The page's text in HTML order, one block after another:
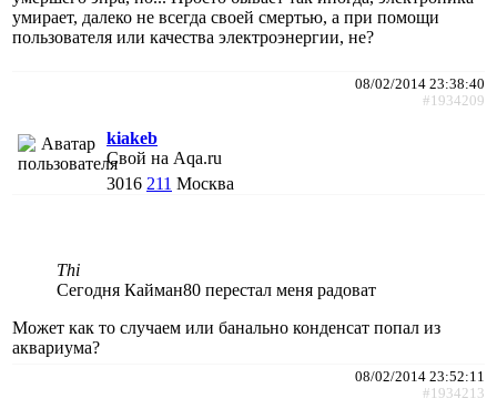
умирает, далеко не всегда своей смертью, а при помощи
пользователя или качества электроэнергии, не?
08/02/2014 23:38:40
#1934209
kiakeb
Свой на Aqa.ru
3016 211 Москва
Thi
Сегодня Кайман80 перестал меня радоват
Может как то случаем или банально конденсат попал из
аквариума?
08/02/2014 23:52:11
#1934213